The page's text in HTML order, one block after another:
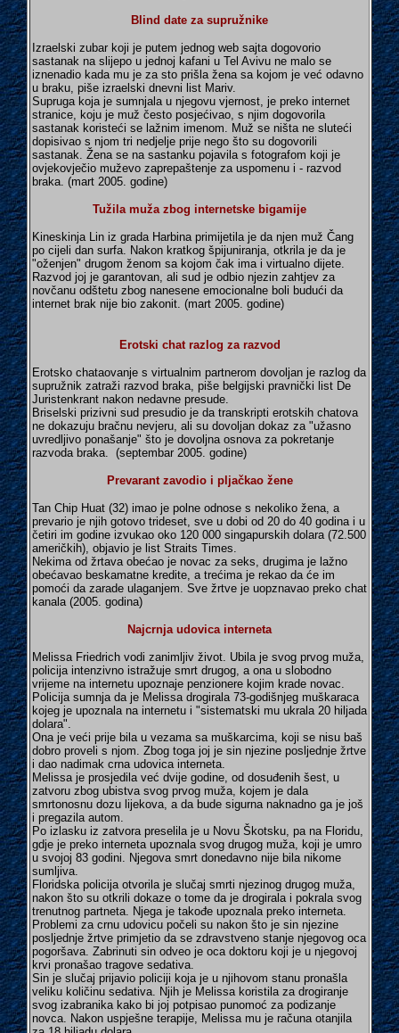
Blind date za supružnike
Izraelski zubar koji je putem jednog web sajta dogovorio
sastanak na slijepo u jednoj kafani u Tel Avivu ne malo se
iznenadio kada mu je za sto prišla žena sa kojom je već odavno
u braku, piše izraelski dnevni list Mariv.
Supruga koja je sumnjala u njegovu vjernost, je preko internet
stranice, koju je muž često posjećivao, s njim dogovorila
sastanak koristeći se lažnim imenom. Muž se ništa ne sluteći
dopisivao s njom tri nedjelje prije nego što su dogovorili
sastanak. Žena se na sastanku pojavila s fotografom koji je
ovjekovječio muževo zaprepaštenje za uspomenu i - razvod
braka. (mart 2005. godine)
Tužila muža zbog internetske bigamije
Kineskinja Lin iz grada Harbina primijetila je da njen muž Čang
po cijeli dan surfa. Nakon kratkog špijuniranja, otkrila je da je
"oženjen" drugom ženom sa kojom čak ima i virtualno dijete.
Razvod joj je garantovan, ali sud je odbio njezin zahtjev za
novčanu odštetu zbog nanesene emocionalne boli budući da
internet brak nije bio zakonit. (mart 2005. godine)
Erotski chat razlog za razvod
Erotsko chataovanje s virtualnim partnerom dovoljan je razlog da
supružnik zatraži razvod braka, piše belgijski pravnički list De
Juristenkrant nakon nedavne presude.
Briselski prizivni sud presudio je da transkripti erotskih chatova
ne dokazuju bračnu nevjeru, ali su dovoljan dokaz za "užasno
uvredljivo ponašanje" što je dovoljna osnova za pokretanje
razvoda braka. (septembar 2005. godine)
Prevarant zavodio i pljačkao žene
Tan Chip Huat (32) imao je polne odnose s nekoliko žena, a
prevario je njih gotovo trideset, sve u dobi od 20 do 40 godina i u
četiri im godine izvukao oko 120 000 singapurskih dolara (72.500
američkih), objavio je list Straits Times.
Nekima od žrtava obećao je novac za seks, drugima je lažno
obećavao beskamatne kredite, a trećima je rekao da će im
pomoći da zarade ulaganjem. Sve žrtve je uopznavao preko chat
kanala (2005. godina)
Najcrnja udovica interneta
Melissa Friedrich vodi zanimljiv život. Ubila je svog prvog muža,
policija intenzivno istražuje smrt drugog, a ona u slobodno
vrijeme na internetu upoznaje penzionere kojim krade novac.
Policija sumnja da je Melissa drogirala 73-godišnjeg muškaraca
kojeg je upoznala na internetu i "sistematski mu ukrala 20 hiljada
dolara".
Ona je veći prije bila u vezama sa muškarcima, koji se nisu baš
dobro proveli s njom. Zbog toga joj je sin njezine posljednje žrtve
i dao nadimak crna udovica interneta.
Melissa je prosjedila već dvije godine, od dosuđenih šest, u
zatvoru zbog ubistva svog prvog muža, kojem je dala
smrtonosnu dozu lijekova, a da bude sigurna naknadno ga je još
i pregazila autom.
Po izlasku iz zatvora preselila je u Novu Škotsku, pa na Floridu,
gdje je preko interneta upoznala svog drugog muža, koji je umro
u svojoj 83 godini. Njegova smrt donedavno nije bila nikome
sumljiva.
Floridska policija otvorila je slučaj smrti njezinog drugog muža,
nakon što su otkrili dokaze o tome da je drogirala i pokrala svog
trenutnog partneta. Njega je takođe upoznala preko interneta.
Problemi za crnu udovicu počeli su nakon što je sin njezine
posljednje žrtve primjetio da se zdravstveno stanje njegovog oca
pogoršava. Zabrinuti sin odveo je oca doktoru koji je u njegovoj
krvi pronašao tragove sedativa.
Sin je slučaj prijavio policiji koja je u njihovom stanu pronašla
veliku količinu sedativa. Njih je Melissa koristila za drogiranje
svog izabranika kako bi joj potpisao punomoć za podizanje
novca. Nakon uspješne terapije, Melissa mu je računa otanjila